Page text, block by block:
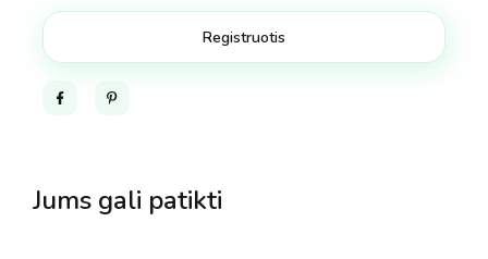
FacebookPinterest
Jums gali patikti